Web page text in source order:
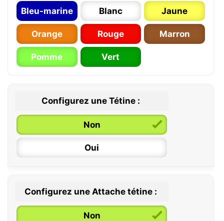
Bleu-marine Blanc Jaune
Orange Rouge Marron
Pomme Vert
Configurez une Tétine :
Non
Oui
0 / 6 mois
Configurez une Attache tétine :
Non